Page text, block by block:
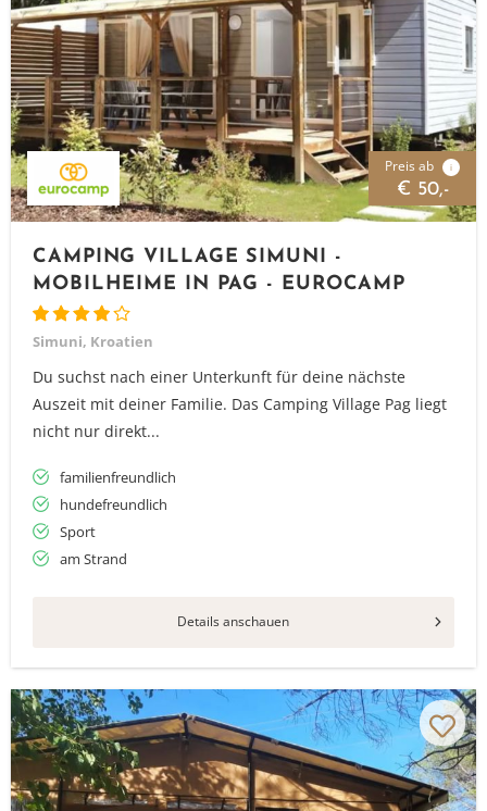
Preis ab i
€ 50,-
CAMPING VILLAGE SIMUNI -
MOBILHEIME IN PAG - EUROCAMP
Simuni, Kroatien
Du suchst nach einer Unterkunft für deine nächste
Auszeit mit deiner Familie. Das Camping Village Pag liegt
nicht nur direkt...
familienfreundlich
hundefreundlich
Sport
am Strand
Details anschauen